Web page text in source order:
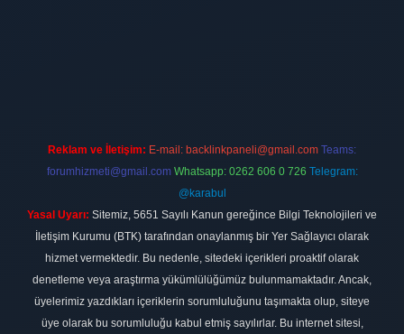
Reklam ve İletişim: E-mail: backlinkpaneli@gmail.com Teams:
forumhizmeti@gmail.com Whatsapp: 0262 606 0 726 Telegram:
@karabul
Yasal Uyarı: Sitemiz, 5651 Sayılı Kanun gereğince Bilgi Teknolojileri ve
İletişim Kurumu (BTK) tarafından onaylanmış bir Yer Sağlayıcı olarak
hizmet vermektedir. Bu nedenle, sitedeki içerikleri proaktif olarak
denetleme veya araştırma yükümlülüğümüz bulunmamaktadır. Ancak,
üyelerimiz yazdıkları içeriklerin sorumluluğunu taşımakta olup, siteye
üye olarak bu sorumluluğu kabul etmiş sayılırlar. Bu internet sitesi,